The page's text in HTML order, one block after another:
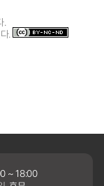
.
.
~ 18:00